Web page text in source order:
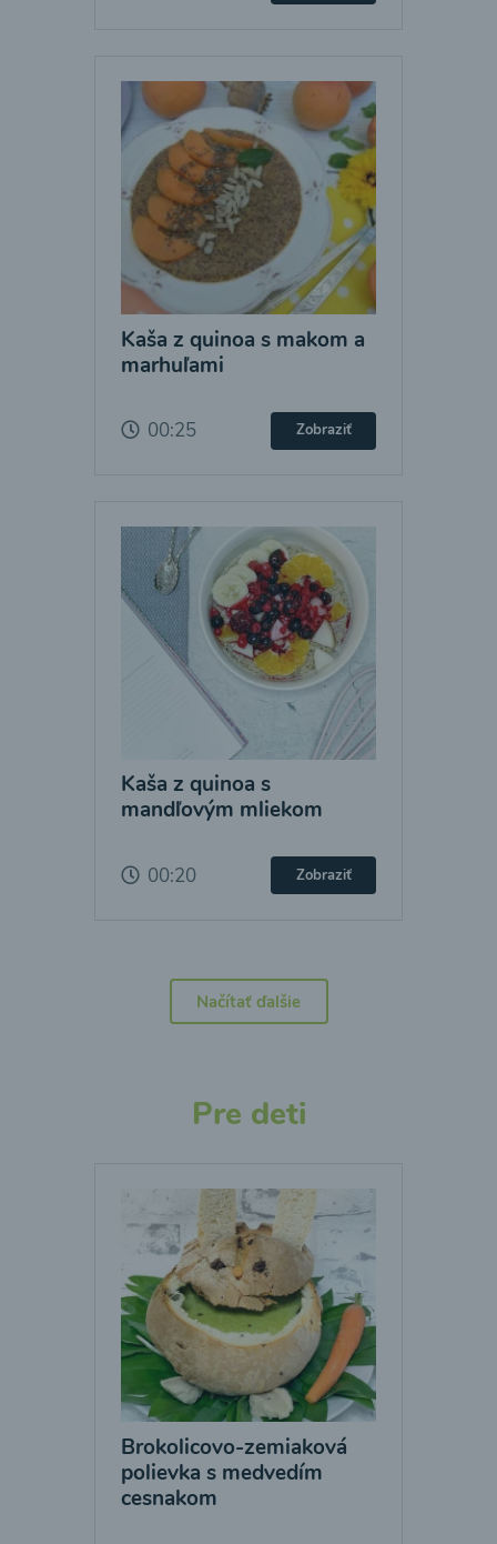
Kaša z quinoa s makom a
marhuľami
00:25 Zobraziť
Kaša z quinoa s
mandľovým mliekom
00:20 Zobraziť
Načítať ďalšie
Pre deti
Brokolicovo-zemiaková
polievka s medvedím
cesnakom